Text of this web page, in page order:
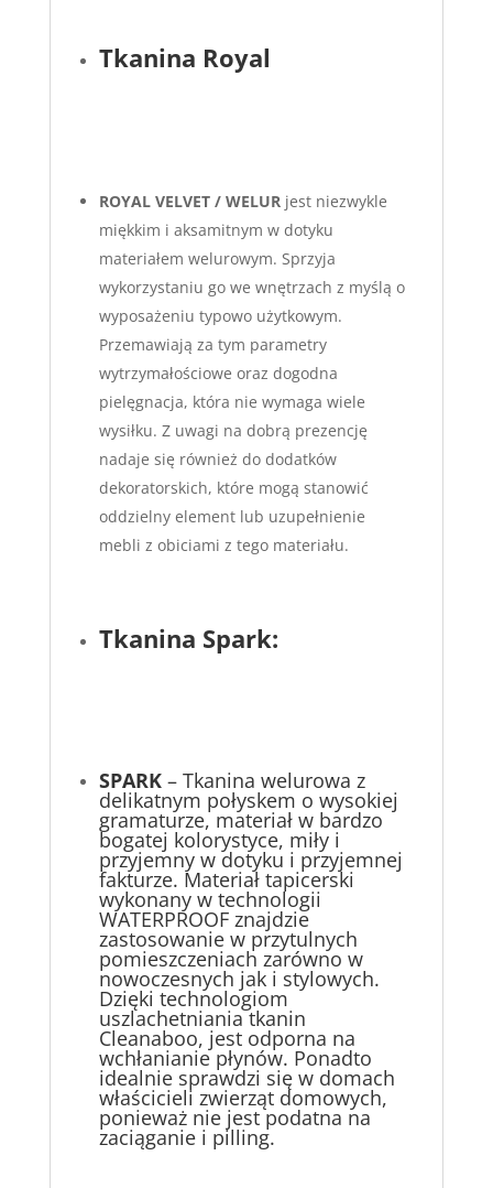
Tkanina Royal
ROYAL VELVET / WELURjest niezwykle
miękkim i aksamitnym w dotyku
materiałem welurowym. Sprzyja
wykorzystaniu go we wnętrzach z myślą o
wyposażeniu typowo użytkowym.
Przemawiają za tym parametry
wytrzymałościowe oraz dogodna
pielęgnacja, która nie wymaga wiele
wysiłku. Z uwagi na dobrą prezencję
nadaje się również do dodatków
dekoratorskich, które mogą stanowić
oddzielny element lub uzupełnienie
mebli z obiciami z tego materiału.
Tkanina Spark:
SPARK– Tkanina welurowa z
delikatnym połyskem o wysokiej
gramaturze, materiał w bardzo
bogatej kolorystyce, miły i
przyjemny w dotyku i przyjemnej
fakturze. Materiał tapicerski
wykonany w technologii
WATERPROOF znajdzie
zastosowanie w przytulnych
pomieszczeniach zarówno w
nowoczesnych jak i stylowych.
Dzięki technologiom
uszlachetniania tkanin
Cleanaboo, jest odporna na
wchłanianie płynów. Ponadto
idealnie sprawdzi się w domach
właścicieli zwierząt domowych,
ponieważ nie jest podatna na
zaciąganie i pilling.